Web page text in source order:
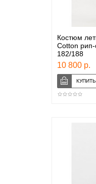
Костюм
Cotton
182/188
10 800 р.